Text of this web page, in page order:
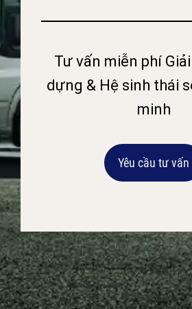
Tư vấn miễn phí
dựng & Hệ sinh thái
minh
Yêu cầu tư vấn